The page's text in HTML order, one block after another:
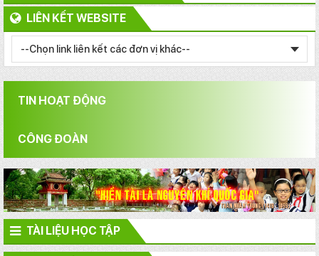
LIÊN KẾT WEBSITE
TIN HOẠT ĐỘNG
CÔNG ĐOÀN
TÀI LIỆU HỌC TẬP